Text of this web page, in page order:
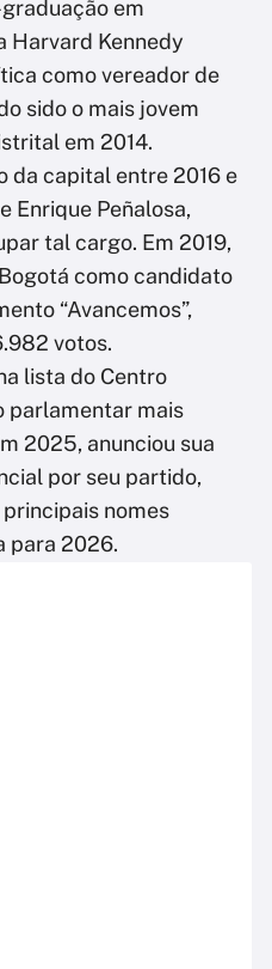
em
Harvard Kennedy
como vereador de
sido o mais jovem
em 2014.
da capital entre 2016 e
Enrique Peñalosa,
tal cargo. Em 2019,
como candidato
“Avancemos”,
votos.
lista do Centro
parlamentar mais
2025, anunciou sua
por seu partido,
nomes
para 2026.